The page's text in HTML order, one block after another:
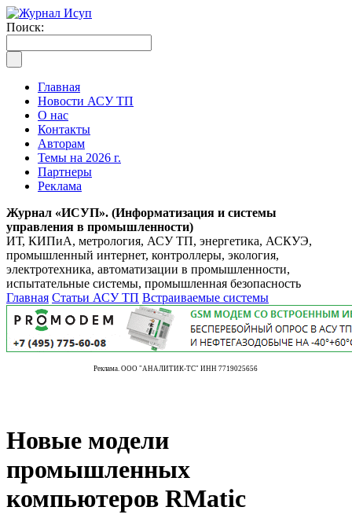
Поиск:
Главная
Новости АСУ ТП
О нас
Контакты
Авторам
Темы на 2026 г.
Партнеры
Реклама
Журнал «ИСУП». (Информатизация и системы
управления в промышленности)
ИТ, КИПиА, метрология, АСУ ТП, энергетика, АСКУЭ,
промышленный интернет, контроллеры, экология,
электротехника, автоматизации в промышленности,
испытательные системы, промышленная безопасность
Главная Статьи АСУ ТП Встраиваемые системы
Реклама. ООО "АНАЛИТИК-ТС" ИНН 7719025656
Новые модели
промышленных
компьютеров RMatic